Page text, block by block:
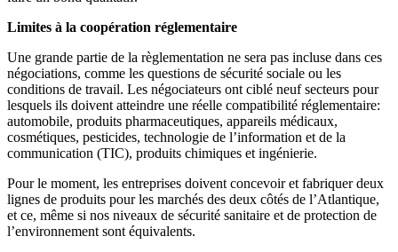
Limites à la coopération réglementaire
Une grande partie de la règlementation ne sera pas incluse dans ces
négociations, comme les questions de sécurité sociale ou les
conditions de travail. Les négociateurs ont ciblé neuf secteurs pour
lesquels ils doivent atteindre une réelle compatibilité réglementaire:
automobile, produits pharmaceutiques, appareils médicaux,
cosmétiques, pesticides, technologie de l’information et de la
communication (TIC), produits chimiques et ingénierie.
Pour le moment, les entreprises doivent concevoir et fabriquer deux
lignes de produits pour les marchés des deux côtés de l’Atlantique,
et ce, même si nos niveaux de sécurité sanitaire et de protection de
l’environnement sont équivalents.